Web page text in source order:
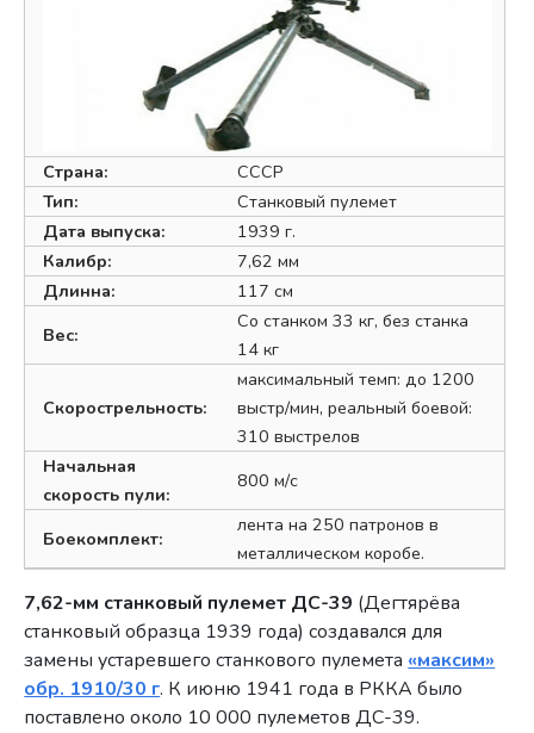
Страна:
СССР
Тип:
Станковый пулемет
Дата выпуска:
1939 г.
Калибр:
7,62 мм
Длинна:
117 см
Вес:
Со станком 33 кг, без станка
14 кг
Скорострельность:
максимальный темп: до 1200
выстр/мин, реальный боевой:
310 выстрелов
Начальная
скорость пули:
800 м/с
Боекомплект:
лента на 250 патронов в
металлическом коробе.
7,62-мм станковый пулемет ДС-39 (Дегтярёва
станковый образца 1939 года) создавался для
замены устаревшего станкового пулемета«максим»
обр. 1910/30 г. К июню 1941 года в РККА было
поставлено около 10 000 пулеметов ДС-39.